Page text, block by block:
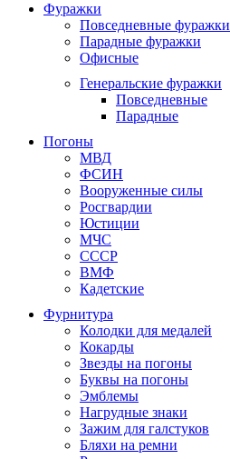
Фуражки
Повседневные фуражки
Парадные фуражки
Офисные
Генеральские фуражки
Повседневные
Парадные
Погоны
МВД
ФСИН
Вооруженные силы
Росгвардии
Юстиции
МЧС
СССР
ВМФ
Кадетские
Фурнитура
Колодки для медалей
Кокарды
Звезды на погоны
Буквы на погоны
Эмблемы
Нагрудные знаки
Зажим для галстуков
Бляхи на ремни